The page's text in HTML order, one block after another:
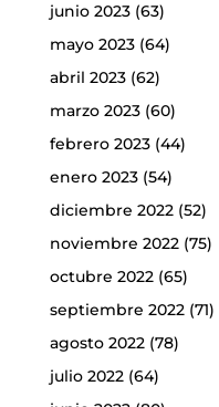
junio 2023(63)
mayo 2023(64)
abril 2023(62)
marzo 2023(60)
febrero 2023(44)
enero 2023(54)
diciembre 2022(52)
noviembre 2022(75)
octubre 2022(65)
septiembre 2022(71)
agosto 2022(78)
julio 2022(64)